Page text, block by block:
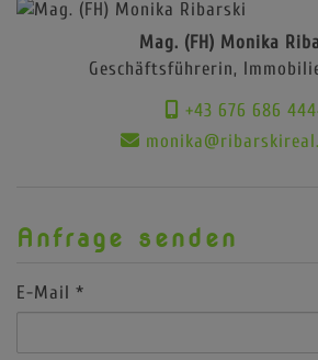
Mag. (FH) Monika
Geschäftsführerin,
+43 676 686
Anfrage senden
E-Mail